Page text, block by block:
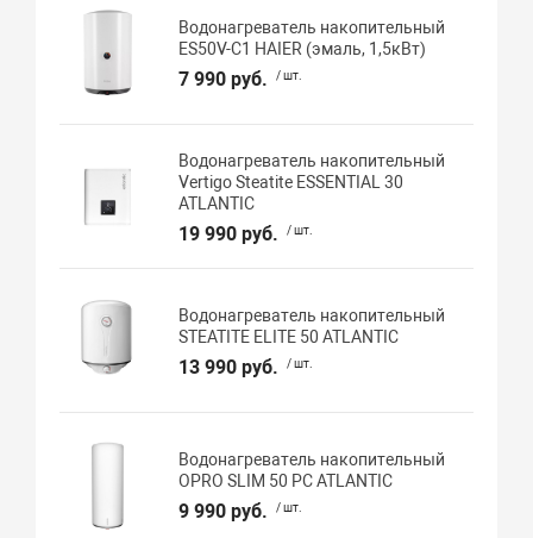
Водонагреватель накопительный
ES50V-C1 HAIER (эмаль, 1,5кВт)
7 990 руб. / шт.
Водонагреватель накопительный
Vertigo Steatite ESSENTIAL 30
ATLANTIC
19 990 руб. / шт.
Водонагреватель накопительный
STEATITE ELITE 50 ATLANTIC
13 990 руб. / шт.
Водонагреватель накопительный
OPRO SLIM 50 РС ATLANTIC
9 990 руб. / шт.